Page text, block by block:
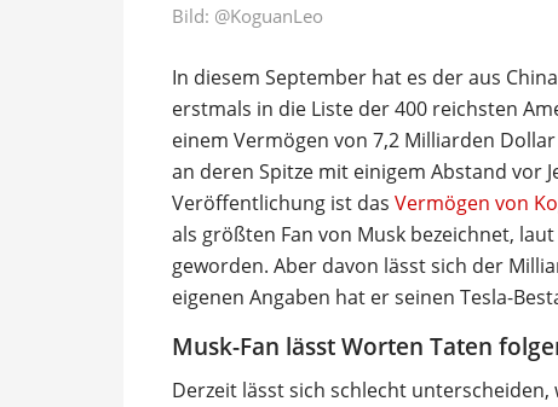
Bild: @KoguanLeo
In diesem September hat es der aus
erstmals in die Liste der 400 reichsten
einem Vermögen von 7,2 Milliarden
an deren Spitze mit einigem Abstand vor
Veröffentlichung ist das Vermögen von
als größten Fan von Musk bezeichnet,
geworden. Aber davon lässt sich der
eigenen Angaben hat er seinen Tesla-
Musk-Fan lässt Worten Taten
Derzeit lässt sich schlecht unterscheiden,